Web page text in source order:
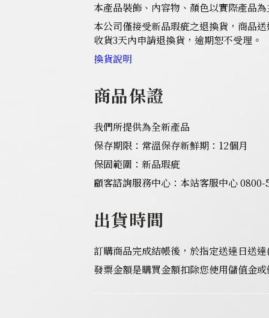
本產品裝飾、內容物、顏色以實際產品
本公司僅接受新品瑕疵之退換貨，商品
收貨3天內申請退換貨，逾期恕不受理。
換貨說明
商品保證
我們所提供為全新產品
保存期限：常溫保存新鮮期：12個月
保固範圍：新品瑕疵
顧客諮詢服務中心：本站客服中心 0800-
出貨時間
訂購商品完成結帳後，於指定送達日送
發票金額是購買金額扣除您使用儲值金